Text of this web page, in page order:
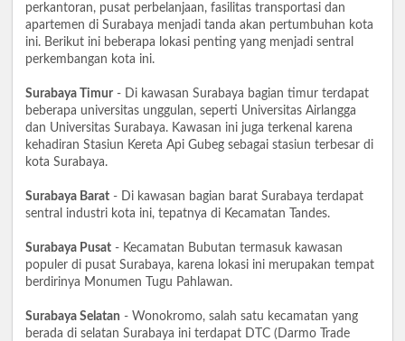
perkantoran, pusat perbelanjaan, fasilitas transportasi dan
apartemen di Surabaya menjadi tanda akan pertumbuhan kota
ini. Berikut ini beberapa lokasi penting yang menjadi sentral
perkembangan kota ini.
Surabaya Timur - Di kawasan Surabaya bagian timur terdapat
beberapa universitas unggulan, seperti Universitas Airlangga
dan Universitas Surabaya. Kawasan ini juga terkenal karena
kehadiran Stasiun Kereta Api Gubeg sebagai stasiun terbesar di
kota Surabaya.
Surabaya Barat - Di kawasan bagian barat Surabaya terdapat
sentral industri kota ini, tepatnya di Kecamatan Tandes.
Surabaya Pusat - Kecamatan Bubutan termasuk kawasan
populer di pusat Surabaya, karena lokasi ini merupakan tempat
berdirinya Monumen Tugu Pahlawan.
Surabaya Selatan - Wonokromo, salah satu kecamatan yang
berada di selatan Surabaya ini terdapat DTC (Darmo Trade